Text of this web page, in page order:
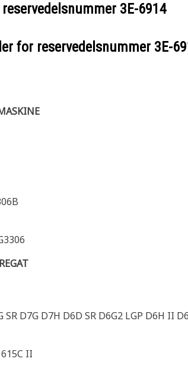
3E-6914
for reservedelsnummer 3E-
SR D7G D7H D6D SR D6G2 LGP D6H II
II